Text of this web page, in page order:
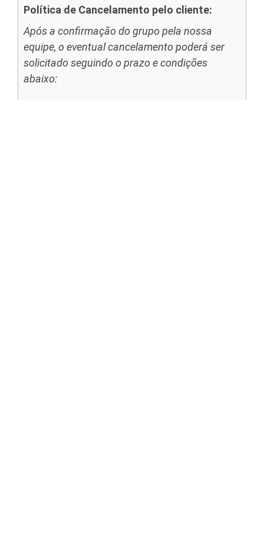
Política de Cancelamento pelo cliente:
Após a confirmação do grupo pela nossa
equipe, o eventual cancelamento poderá ser
solicitado seguindo o prazo e condições
abaixo: